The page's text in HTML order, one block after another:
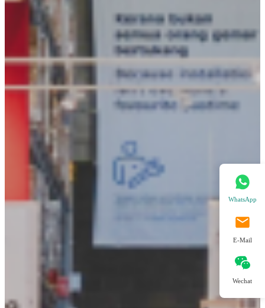
WhatsApp
E-Mail
Wechat